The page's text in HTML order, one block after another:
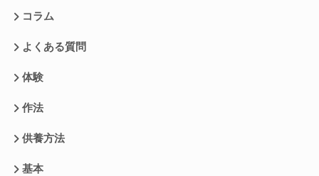
コラム
よくある質問
体験
作法
供養方法
基本